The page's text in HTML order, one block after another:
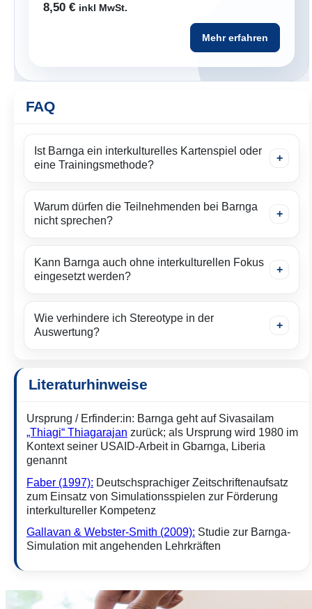
8,50 € inkl MwSt.
Mehr erfahren
FAQ
Ist Barnga ein interkulturelles Kartenspiel oder
eine Trainingsmethode?
Warum dürfen die Teilnehmenden bei Barnga
nicht sprechen?
Kann Barnga auch ohne interkulturellen Fokus
eingesetzt werden?
Wie verhindere ich Stereotype in der
Auswertung?
Literaturhinweise
Ursprung / Erfinder:in: Barnga geht auf Sivasailam
„Thiagi“ Thiagarajan zurück; als Ursprung wird 1980 im
Kontext seiner USAID-Arbeit in Gbarnga, Liberia
genannt
Faber (1997): Deutschsprachiger Zeitschriftenaufsatz
zum Einsatz von Simulationsspielen zur Förderung
interkultureller Kompetenz
Gallavan & Webster-Smith (2009): Studie zur Barnga-
Simulation mit angehenden Lehrkräften